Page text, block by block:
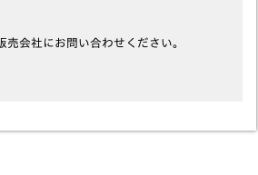
会社にお問い合わせください。